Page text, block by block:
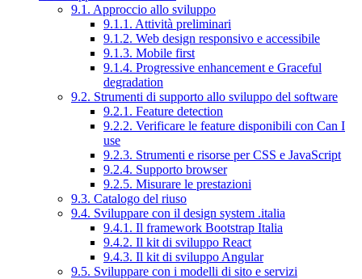
9.1. Approccio allo sviluppo
9.1.1. Attività preliminari
9.1.2. Web design responsivo e accessibile
9.1.3. Mobile first
9.1.4. Progressive enhancement e Graceful
degradation
9.2. Strumenti di supporto allo sviluppo del software
9.2.1. Feature detection
9.2.2. Verificare le feature disponibili con Can I
use
9.2.3. Strumenti e risorse per CSS e JavaScript
9.2.4. Supporto browser
9.2.5. Misurare le prestazioni
9.3. Catalogo del riuso
9.4. Sviluppare con il design system .italia
9.4.1. Il framework Bootstrap Italia
9.4.2. Il kit di sviluppo React
9.4.3. Il kit di sviluppo Angular
9.5. Sviluppare con i modelli di sito e servizi